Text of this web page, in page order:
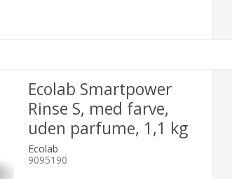
Ecolab Smartpower
Rinse S, med farve,
uden parfume, 1,1 kg
Ecolab
9095190